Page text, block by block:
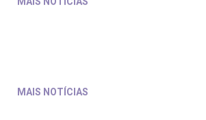
MAIS NOTÍCIAS
MAIS NOTÍCIAS